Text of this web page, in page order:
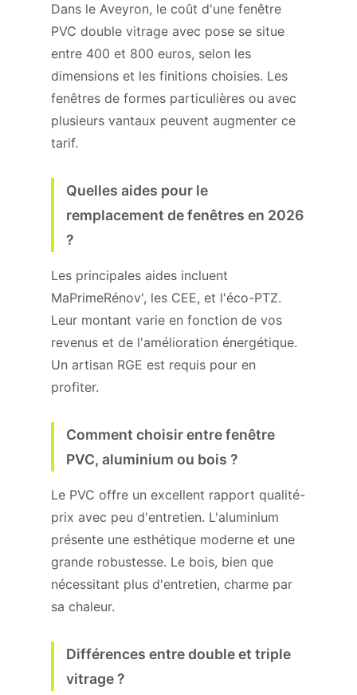
Dans le Aveyron, le coût d'une fenêtre
PVC double vitrage avec pose se situe
entre 400 et 800 euros, selon les
dimensions et les finitions choisies. Les
fenêtres de formes particulières ou avec
plusieurs vantaux peuvent augmenter ce
tarif.
Quelles aides pour le
remplacement de fenêtres en 2026
?
Les principales aides incluent
MaPrimeRénov', les CEE, et l'éco-PTZ.
Leur montant varie en fonction de vos
revenus et de l'amélioration énergétique.
Un artisan RGE est requis pour en
profiter.
Comment choisir entre fenêtre
PVC, aluminium ou bois ?
Le PVC offre un excellent rapport qualité-
prix avec peu d'entretien. L'aluminium
présente une esthétique moderne et une
grande robustesse. Le bois, bien que
nécessitant plus d'entretien, charme par
sa chaleur.
Différences entre double et triple
vitrage ?